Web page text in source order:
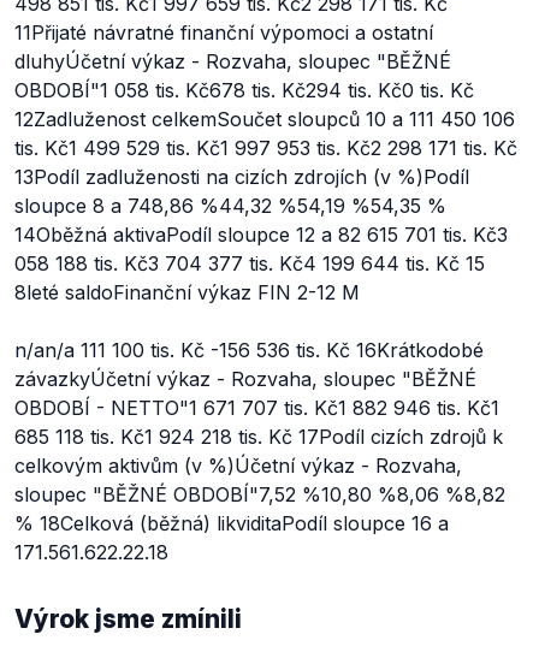
11Přijaté návratné finanční výpomoci a ostatní
dluhyÚčetní výkaz - Rozvaha, sloupec "BĚŽNÉ
OBDOBÍ"1 058 tis. Kč678 tis. Kč294 tis. Kč0 tis. Kč
12Zadluženost celkemSoučet sloupců 10 a 111 450 106
tis. Kč1 499 529 tis. Kč1 997 953 tis. Kč2 298 171 tis. Kč
13Podíl zadluženosti na cizích zdrojích (v %)Podíl
sloupce 8 a 748,86 %44,32 %54,19 %54,35 %
14Oběžná aktivaPodíl sloupce 12 a 82 615 701 tis. Kč3
058 188 tis. Kč3 704 377 tis. Kč4 199 644 tis. Kč 15
8leté saldoFinanční výkaz FIN 2-12 M
n/an/a 111 100 tis. Kč -156 536 tis. Kč 16Krátkodobé
závazkyÚčetní výkaz - Rozvaha, sloupec "BĚŽNÉ
OBDOBÍ - NETTO"1 671 707 tis. Kč1 882 946 tis. Kč1
685 118 tis. Kč1 924 218 tis. Kč 17Podíl cizích zdrojů k
celkovým aktivům (v %)Účetní výkaz - Rozvaha,
sloupec "BĚŽNÉ OBDOBÍ"7,52 %10,80 %8,06 %8,82
% 18Celková (běžná) likviditaPodíl sloupce 16 a
171.561.622.22.18
Výrok jsme zmínili